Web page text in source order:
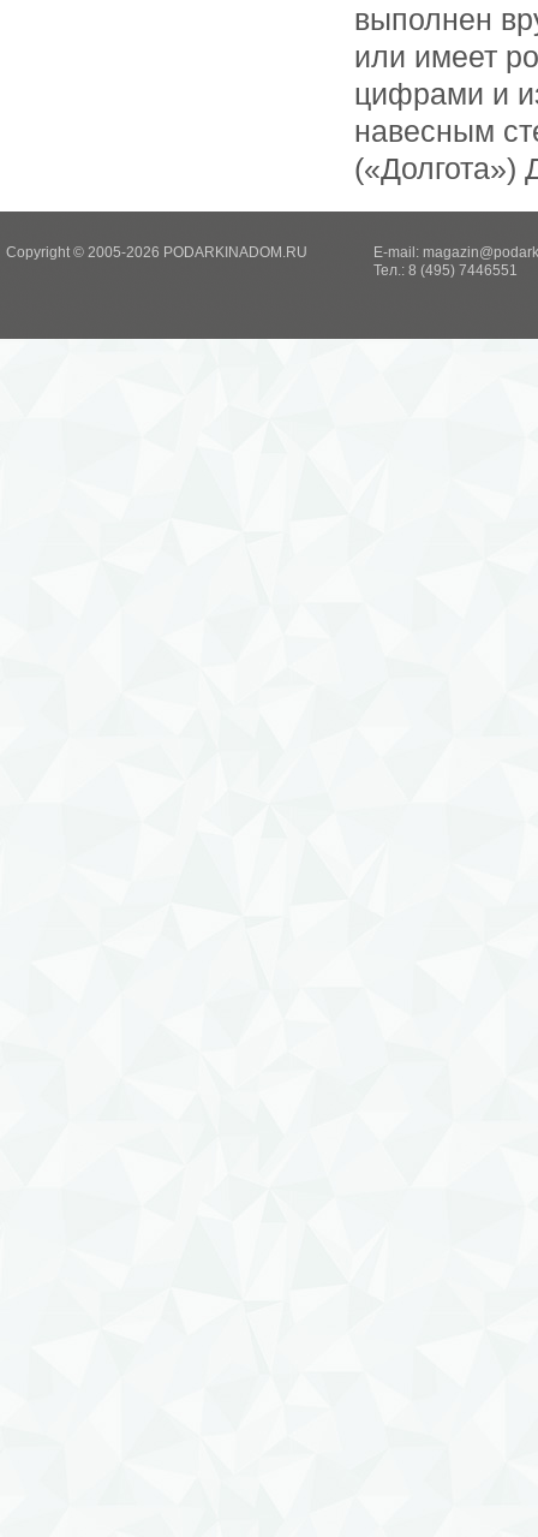
выполнен
или имеет
цифрами и
навесным
(«Долгота»)
Copyright © 2005-2026 PODARKINADOM.RU E-mail:
Тел.: 8 (495) 7446551